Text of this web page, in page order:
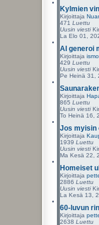
Kylmien
Kirjoittaja
471 Luettu
Uusin viesti
La Elo 01,
AI generoi
Kirjoittaja
429 Luettu
Uusin viesti
Pe Heinä 31,
Kirjoittaja
865 Luettu
Uusin viesti
To Heinä 16,
Jos myisin
Kirjoittaja
1939 Luettu
Uusin viesti
Ma Kesä 22,
Homeiset
Kirjoittaja
2886 Luettu
Uusin viesti
La Kesä 13,
60-luvun
Kirjoittaja
2638 Luettu